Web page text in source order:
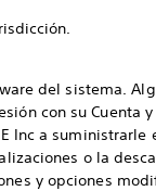
del sistema.
con su Cuenta
Inc a suministrarle
o la
y opciones